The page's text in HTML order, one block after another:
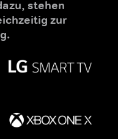
stehen
zur